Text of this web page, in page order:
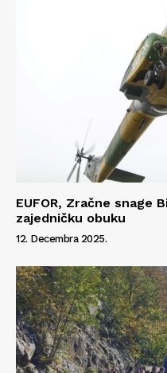
EUFOR, Zračne snage
zajedničku obuku
12. Decembra 2025.